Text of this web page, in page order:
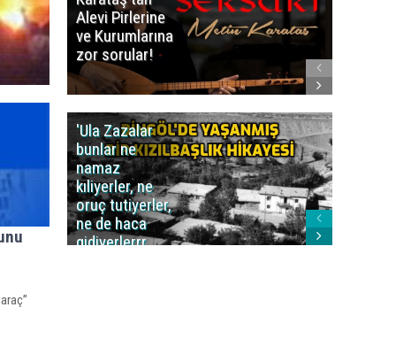
Alevi Pirlerine
ve Kurumlarına
zor sorular!
'Ula Zazalar
bunlar ne
namaz
kıliyerler, ne
oruç tutiyerler,
ne de haca
gidiyerlerrr